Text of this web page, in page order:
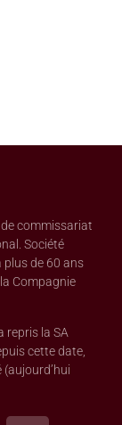
commissariat
Société
plus de 60 ans
Compagnie
repris la SA
cette date,